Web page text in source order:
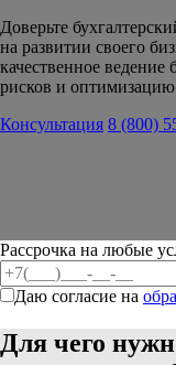
Доверьте
на развитии своего
качественное
рисков и
Консультация 8 (800)
Рассрочка на любые
Даю согласие на
Для чего